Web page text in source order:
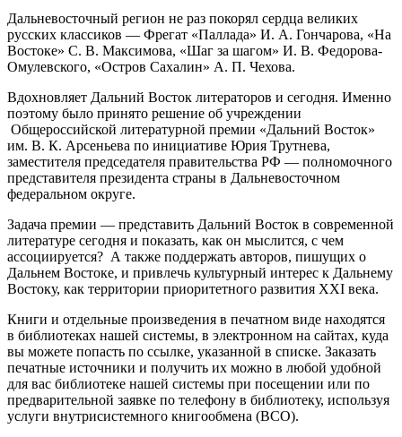
Дальневосточный регион не раз покорял сердца великих
русских классиков — Фрегат «Паллада» И. А. Гончарова, «На
Востоке» С. В. Максимова, «Шаг за шагом» И. В. Федорова-
Омулевского, «Остров Сахалин» А. П. Чехова.
Вдохновляет Дальний Восток литераторов и сегодня. Именно
поэтому было принято решение об учреждении
Общероссийской литературной премии «Дальний Восток»
им. В. К. Арсеньева по инициативе Юрия Трутнева,
заместителя председателя правительства РФ — полномочного
представителя президента страны в Дальневосточном
федеральном округе.
Задача премии — представить Дальний Восток в современной
литературе сегодня и показать, как он мыслится, с чем
ассоциируется? А также поддержать авторов, пишущих о
Дальнем Востоке, и привлечь культурный интерес к Дальнему
Востоку, как территории приоритетного развития XXI века.
Книги и отдельные произведения в печатном виде находятся
в библиотеках нашей системы, в электронном на сайтах, куда
вы можете попасть по ссылке, указанной в списке. Заказать
печатные источники и получить их можно в любой удобной
для вас библиотеке нашей системы при посещении или по
предварительной заявке по телефону в библиотеку, используя
услуги внутрисистемного книгообмена (ВСО).